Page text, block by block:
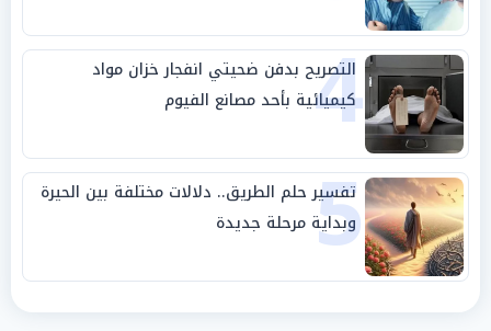
4
التصريح بدفن ضحيتي انفجار خزان مواد
كيميائية بأحد مصانع الفيوم
5
تفسير حلم الطريق.. دلالات مختلفة بين الحيرة
وبداية مرحلة جديدة